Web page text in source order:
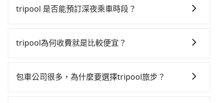
站，每人票價430元，再用15分鐘出站、等待車站前排
間共1小時56分鐘，假設3位同行，高鐵加轉乘之平均每
時要叫小黃的難度是雙北大城市的200倍。縱使幸運攔到
$115~205承租小轎車，每公里再額外加收$3.2，從苗栗
路返回），雖已將eTag和可能的每小時40元路邊停車費
Yaris、Prius C、Vios這類乘坐體驗較差的車款，如果人
灣大車隊，如果在路邊攔不到車，也可考慮打電話至附
元間，但如改預約tripool可省高達$1,100。但如果你無
說要臨時叫到小黃的難度是台北或新北的200倍之多。再
tripool 是否能預訂深夜乘車時段？
tripool為何收費就是比較便宜？
一次使用tripool的會擔心價格比市價便宜不少，是不是
包車公司很多，為什麼要選擇tripool旅步？